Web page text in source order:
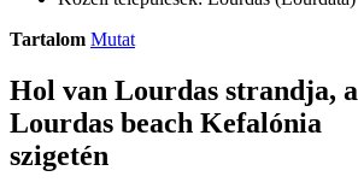
Tartalom Mutat
Hol van Lourdas strandja, a
Lourdas beach Kefalónia
szigetén